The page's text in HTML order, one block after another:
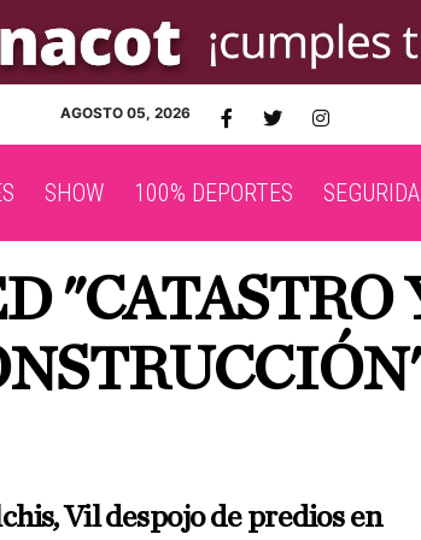
AGOSTO 05, 2026
SHOW 100% DEPORTES
Vil despojo de predios en